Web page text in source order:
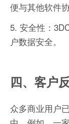
便与其他软件
5. 安全性：
户数据安全。
四、客户
众多商业用户